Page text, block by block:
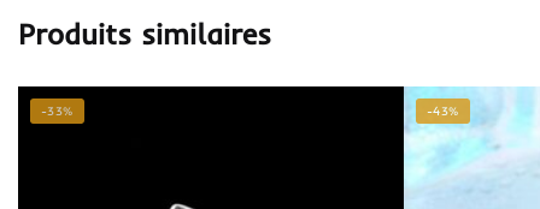
Produits similaires
-33% -43%